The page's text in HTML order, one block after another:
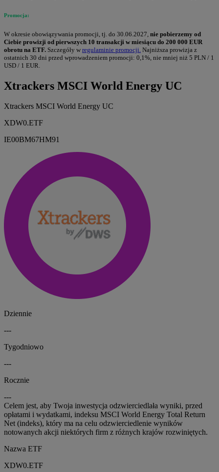
Promocja:
W okresie obowiązywania promocji, tj. do 30.06.2027, nie pobierzemy od
Ciebie prowizji od pierwszych 10 transakcji w miesiącu do 200 000 EUR
obrotu na ETF. Szczegóły w regulaminie promocji. Najniższa prowizja z
ostatnich 30 dni przed wprowadzeniem promocji: 0,1%, nie mniej niż 5 PLN / 1
USD / 1 EUR.
Xtrackers MSCI World Energy UC
Xtrackers MSCI World Energy UC
XDW0.ETF
IE00BM67HM91
Dziennie
---
Tygodniowo
---
Rocznie
---
Celem jest, aby Twoja inwestycja odzwierciedlała wyniki, przed
opłatami i wydatkami, indeksu MSCI World Energy Total Return
Net (indeks), który ma na celu odzwierciedlenie wyników
notowanych akcji niektórych firm z różnych krajów rozwiniętych.
Nazwa ETF
XDW0.ETF